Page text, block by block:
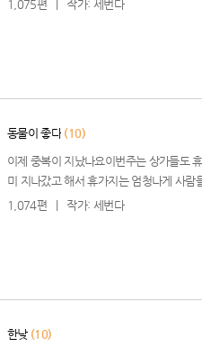
1,075편
작가: 세번다
동물이 좋다 (10)
이제 중복이 지났나요이번주는 상가들도
미 지나갔고 해서 휴가지는 엄청나게 사람
1,074편
작가: 세번다
한낮 (10)